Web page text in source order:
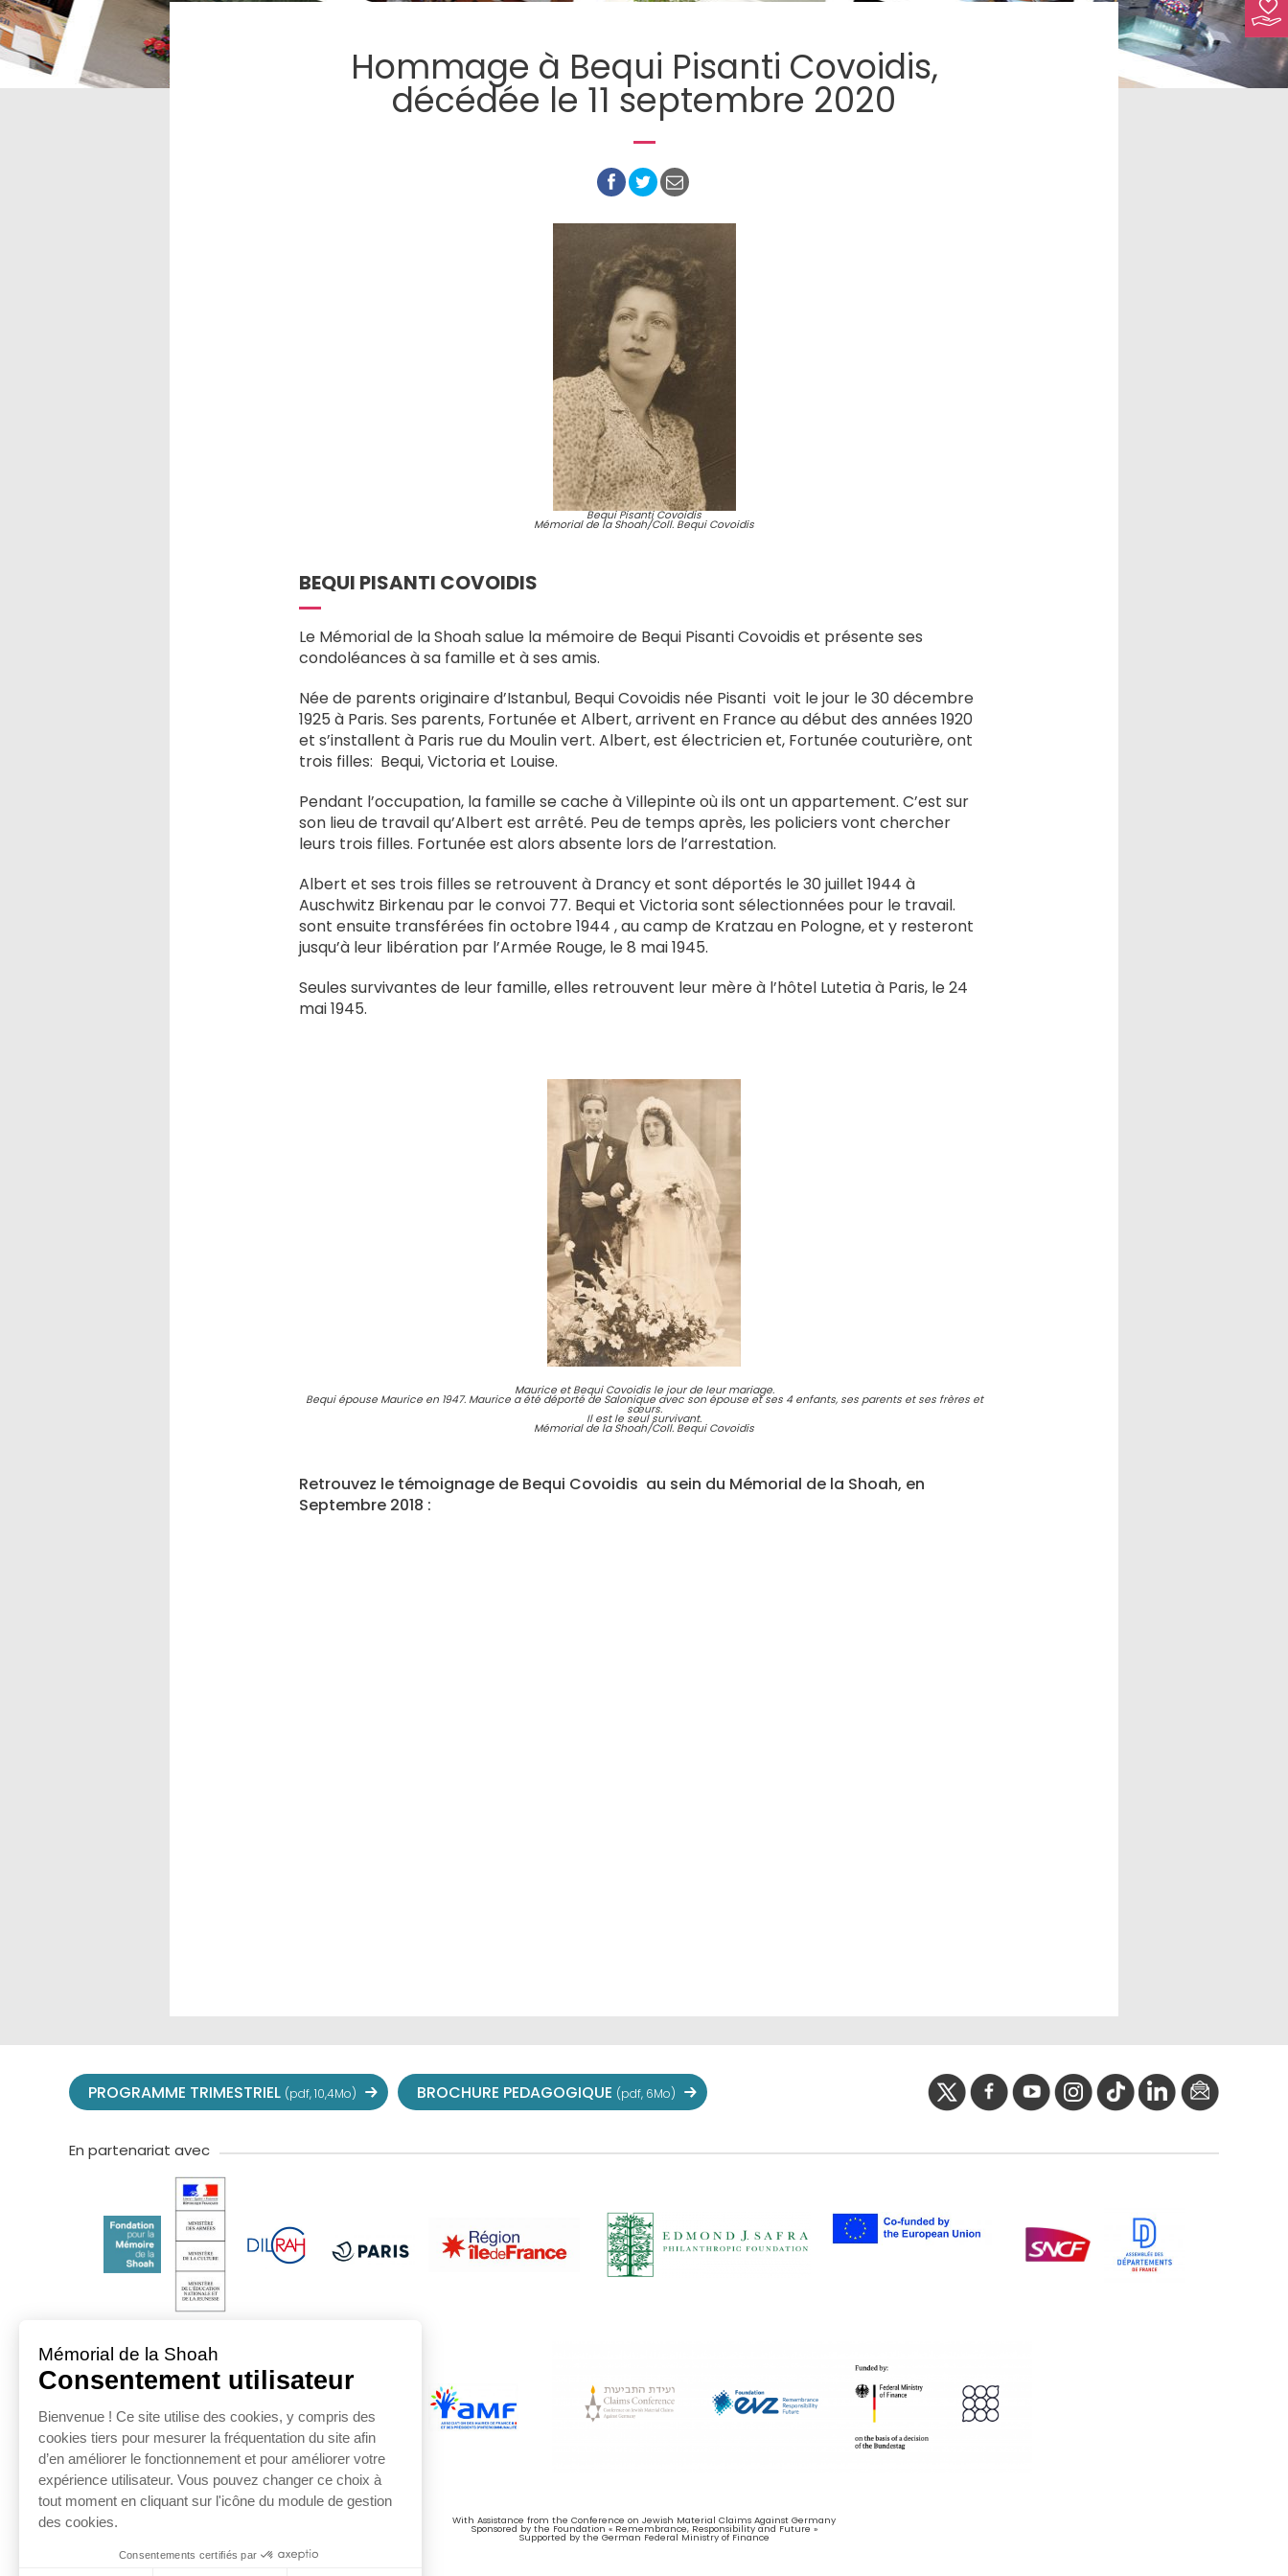
Hommage à Bequi Pisanti Covoidis,
décédée le 11 septembre 2020
Bequi Pisanti Covoidis
Mémorial de la Shoah/Coll. Bequi Covoidis
BEQUI PISANTI COVOIDIS
Le Mémorial de la Shoah salue la mémoire de Bequi Pisanti Covoidis et présente ses
condoléances à sa famille et à ses amis.
Née de parents originaire d’Istanbul, Bequi Covoidis née Pisanti voit le jour le 30 décembre
1925 à Paris. Ses parents, Fortunée et Albert, arrivent en France au début des années 1920
et s’installent à Paris rue du Moulin vert. Albert, est électricien et, Fortunée couturière, ont
trois filles: Bequi, Victoria et Louise.
Pendant l’occupation, la famille se cache à Villepinte où ils ont un appartement. C’est sur
son lieu de travail qu’Albert est arrêté. Peu de temps après, les policiers vont chercher
leurs trois filles. Fortunée est alors absente lors de l’arrestation.
Albert et ses trois filles se retrouvent à Drancy et sont déportés le 30 juillet 1944 à
Auschwitz Birkenau par le convoi 77. Bequi et Victoria sont sélectionnées pour le travail.
sont ensuite transférées fin octobre 1944 , au camp de Kratzau en Pologne, et y resteront
jusqu’à leur libération par l’Armée Rouge, le 8 mai 1945.
Seules survivantes de leur famille, elles retrouvent leur mère à l’hôtel Lutetia à Paris, le 24
mai 1945.
Maurice et Bequi Covoidis le jour de leur mariage.
Bequi épouse Maurice en 1947. Maurice a été déporté de Salonique avec son épouse et ses 4 enfants, ses parents et ses frères et
sœurs.
Il est le seul survivant.
Mémorial de la Shoah/Coll. Bequi Covoidis
Retrouvez le témoignage de Bequi Covoidis au sein du Mémorial de la Shoah, en
Septembre 2018 :
PROGRAMME TRIMESTRIEL (pdf, 10,4Mo) BROCHURE PEDAGOGIQUE (pdf, 6Mo)
En partenariat avec
With Assistance from the Conference on Jewish Material Claims Against Germany
Sponsored by the Foundation « Remembrance, Responsibility and Future »
Supported by the German Federal Ministry of Finance